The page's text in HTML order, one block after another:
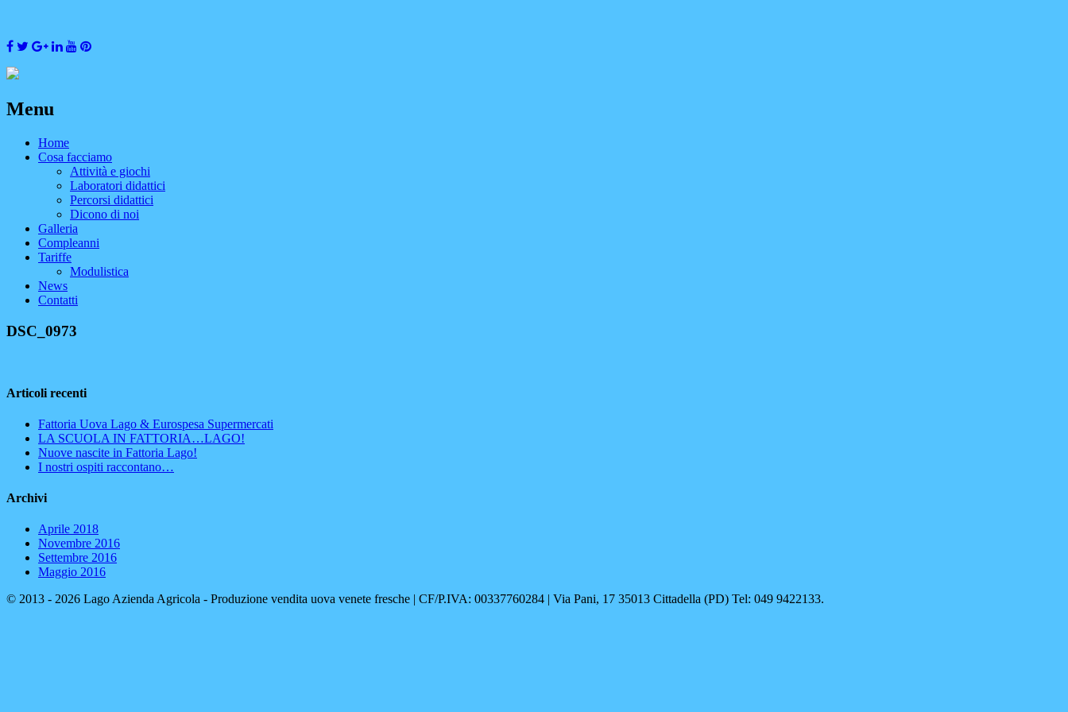
Menu
Skip
Home
Cosa facciamo
Attività e giochi
Laboratori didattici
Percorsi didattici
Dicono di noi
Galleria
Compleanni
Tariffe
Modulistica
News
Contatti
DSC_0973
Articoli recenti
Fattoria Uova Lago & Eurospesa Supermercati
LA SCUOLA IN FATTORIA…LAGO!
Nuove nascite in Fattoria Lago!
I nostri ospiti raccontano…
Archivi
Aprile 2018
Novembre 2016
Settembre 2016
Maggio 2016
© 2013 - 2026 Lago Azienda Agricola - Produzione vendita uova venete fresche | CF/P.IVA: 00337760284 | Via Pani, 17 35013 Cittadella (PD) Tel: 049 9422133.